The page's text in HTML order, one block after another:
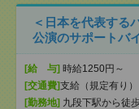
＜日本を代表する
公演のサポートバ
[給 与] 時給1250円～
[交通費]支給（規定有り）
[勤務地] 九段下駅から徒